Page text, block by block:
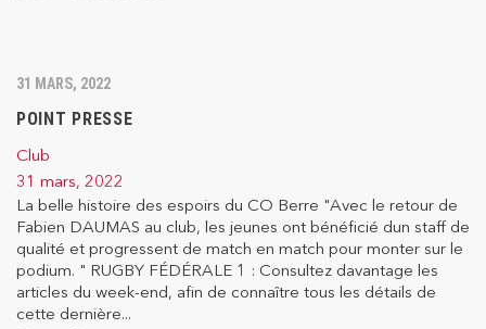
31 MARS, 2022
POINT PRESSE
Club
31 mars, 2022
La belle histoire des espoirs du CO Berre "Avec le retour de
Fabien DAUMAS au club, les jeunes ont bénéficié dun staff de
qualité et progressent de match en match pour monter sur le
podium. " RUGBY FÉDÉRALE 1 : Consultez davantage les
articles du week-end, afin de connaître tous les détails de
cette dernière...